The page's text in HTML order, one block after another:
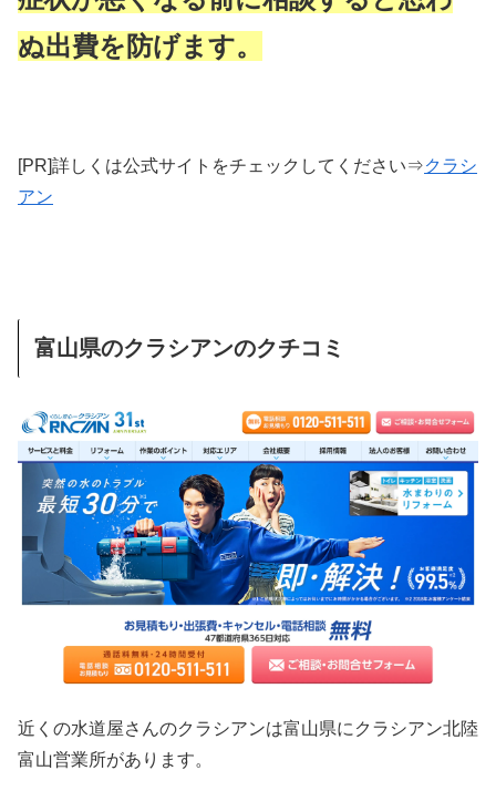
ぬ出費を防げます。
[PR]詳しくは公式サイトをチェックしてください⇒クラシ
アン
富山県のクラシアンのクチコミ
近くの水道屋さんのクラシアンは富山県にクラシアン北陸
富山営業所があります。